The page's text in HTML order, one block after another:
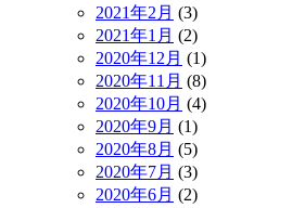
2021年2月 (3)
2021年1月 (2)
2020年12月 (1)
2020年11月 (8)
2020年10月 (4)
2020年9月 (1)
2020年8月 (5)
2020年7月 (3)
2020年6月 (2)